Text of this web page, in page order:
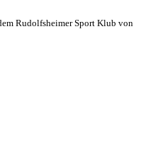
Rudolfsheimer Sport Klub von